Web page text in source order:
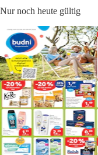
Nur noch heute gültig